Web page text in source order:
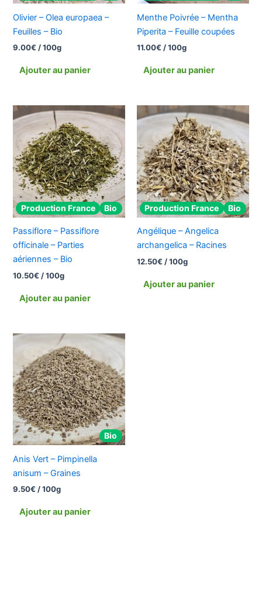
Olivier – Olea europaea –
Feuilles – Bio
9.00€ / 100g
Ajouter au panier
Menthe Poivrée – Mentha
Piperita – Feuille coupées
11.00€ / 100g
Ajouter au panier
Production France Bio
Passiflore – Passiflore
officinale – Parties
aériennes – Bio
10.50€ / 100g
Ajouter au panier
Production France Bio
Angélique – Angelica
archangelica – Racines
12.50€ / 100g
Ajouter au panier
Bio
Anis Vert – Pimpinella
anisum – Graines
9.50€ / 100g
Ajouter au panier